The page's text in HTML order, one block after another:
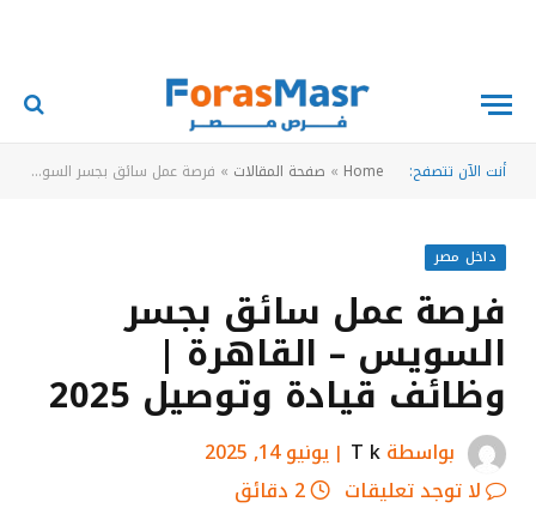
أنت الآن تتصفح: Home
» صفحة المقالات » فرصة عمل سائق بجسر السويس – القاهرة | وظائف قيادة وتوصيل 2025
داخل مصر
فرصة عمل سائق بجسر
السويس – القاهرة |
وظائف قيادة وتوصيل 2025
بواسطةT k
يونيو 14, 2025
لا توجد تعليقات
2 دقائق